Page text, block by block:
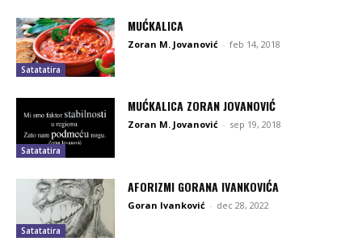
Satatatira
MUĆKALICA
Zoran M. Jovanović - feb 14, 2018
Satatatira
MUĆKALICA ZORAN JOVANOVIĆ
Zoran M. Jovanović - sep 19, 2018
Satatatira
AFORIZMI GORANA IVANKOVIĆA
Goran Ivanković - dec 28, 2022